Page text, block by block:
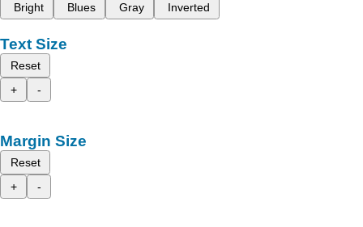
Bright
Blues Gray Inverted
Text Size
Reset
+
-
Margin Size
Reset
+
-